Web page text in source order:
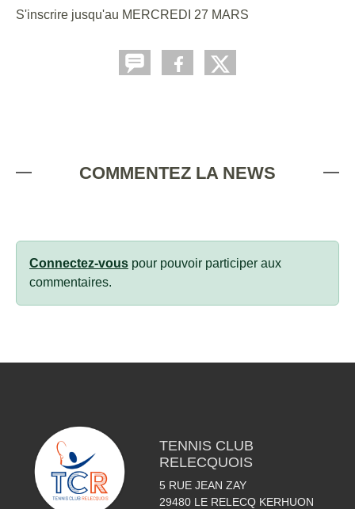
S'inscrire jusqu'au MERCREDI 27 MARS
COMMENTEZ LA NEWS
Connectez-vous pour pouvoir participer aux
commentaires.
TENNIS CLUB
RELECQUOIS
5 RUE JEAN ZAY
29480 LE RELECQ KERHUON